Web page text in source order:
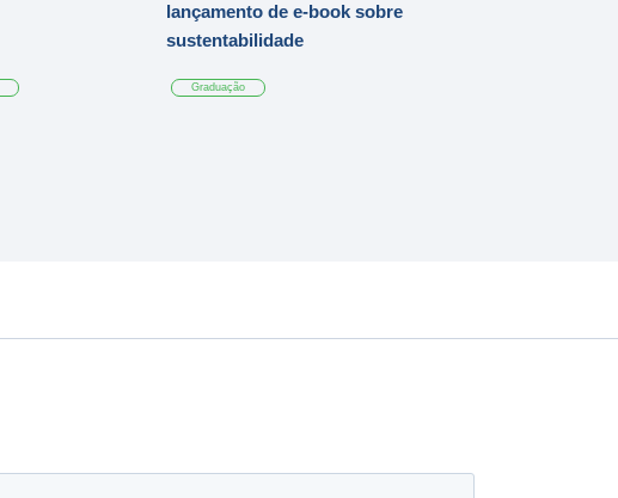
lançamento de e-book sobre
sustentabilidade
Graduação